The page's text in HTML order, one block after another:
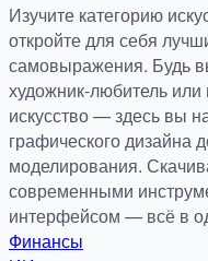
Изучите категорию
откройте для себя
самовыражения. Будь
художник-любитель или
искусство — здесь вы
графического дизайна
моделирования.
современными
интерфейсом — всё в
Финансы